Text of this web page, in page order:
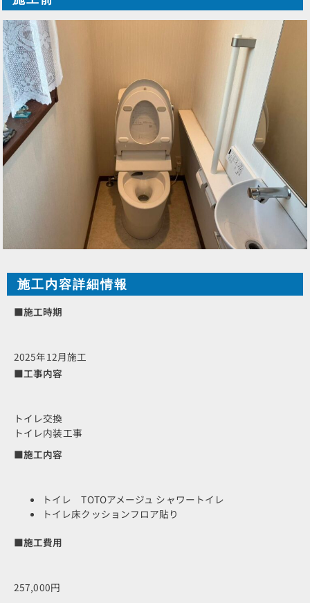
施工内容詳細情報
■施工時期
2025年12月施工
■工事内容
トイレ交換
トイレ内装工事
■施工内容
トイレ TOTOアメージュ シャワートイレ
トイレ床クッションフロア貼り
■施工費用
257,000円